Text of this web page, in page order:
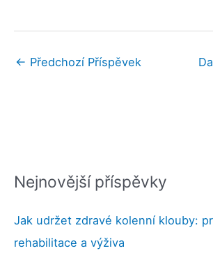
← Předchozí Příspěvek
Nejnovější příspěvky
Jak udržet zdravé kolenní klouby:
rehabilitace a výživa